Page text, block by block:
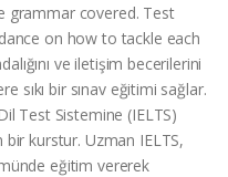
grammar covered. Test
on how to tackle each
ve iletişim becerilerini
sıkı bir sınav eğitimi sağlar.
Test Sistemine (IELTS)
kurstur. Uzman IELTS,
eğitim vererek